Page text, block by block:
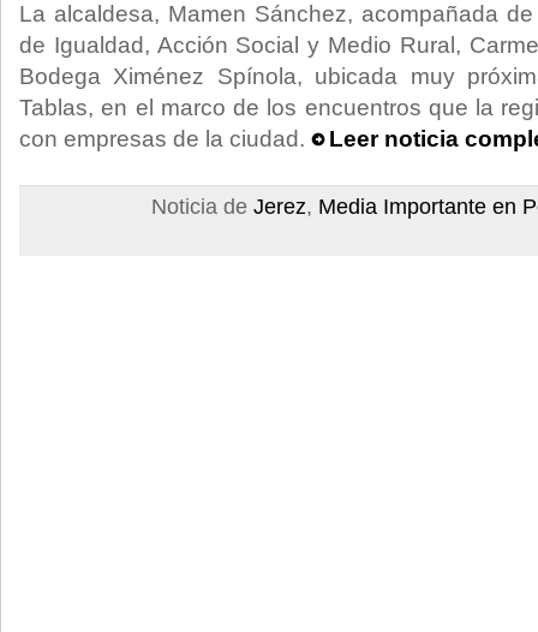
La alcaldesa, Mamen Sánchez, acompañada
de Igualdad, Acción Social y Medio Rural,
Bodega Ximénez Spínola, ubicada muy
Tablas, en el marco de los encuentros que la
con empresas de la ciudad.
Leer noticia
Noticia de Jerez, Media Importante en